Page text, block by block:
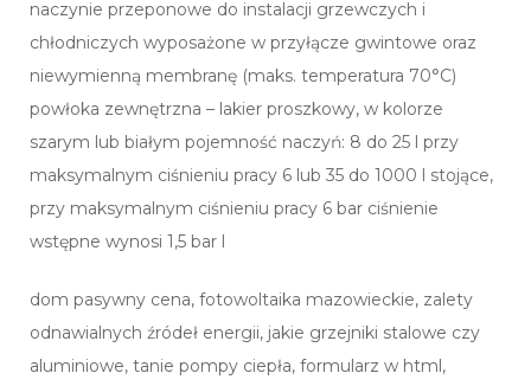
naczynie przeponowe do instalacji grzewczych i
chłodniczych wyposażone w przyłącze gwintowe oraz
niewymienną membranę (maks. temperatura 70°C)
powłoka zewnętrzna – lakier proszkowy, w kolorze
szarym lub białym pojemność naczyń: 8 do 25 l przy
maksymalnym ciśnieniu pracy 6 lub 35 do 1000 l stojące,
przy maksymalnym ciśnieniu pracy 6 bar ciśnienie
wstępne wynosi 1,5 bar l
dom pasywny cena, fotowoltaika mazowieckie, zalety
odnawialnych źródeł energii, jakie grzejniki stalowe czy
aluminiowe, tanie pompy ciepła, formularz w html,